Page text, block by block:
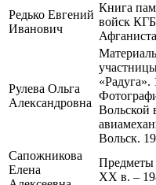
Редько Евгений
Иванович
Книга
войск
Рулева Ольга
Александровна
«Радуга».
Вольской
Вольск.
Сапожникова
Елена
Предметы
ХХ в. –